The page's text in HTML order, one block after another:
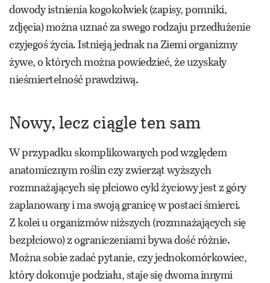
dowody istnienia kogokolwiek (zapisy, pomniki,
zdjęcia) można uznać za swego rodzaju przedłużenie
czyjegoś życia. Istnieją jednak na Ziemi organizmy
żywe, o których można powiedzieć, że uzyskały
nieśmiertelność prawdziwą.
Nowy, lecz ciągle ten sam
W przypadku skomplikowanych pod względem
anatomicznym roślin czy zwierząt wyższych
rozmnażających się płciowo cykl życiowy jest z góry
zaplanowany i ma swoją granicę w postaci śmierci.
Z kolei u organizmów niższych (rozmnażających się
bezpłciowo) z ograniczeniami bywa dość różnie.
Można sobie zadać pytanie, czy jednokomórkowiec,
który dokonuje podziału, staje się dwoma innymi